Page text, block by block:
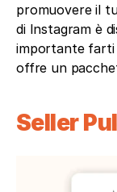
promuovere il
di Instagram è
importante farti
offre un
Seller